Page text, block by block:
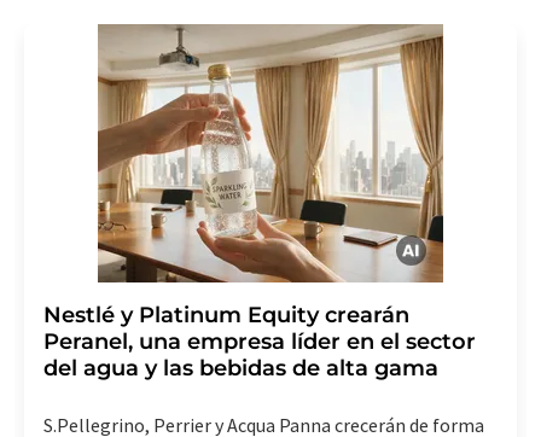
de indicar los motivos informando por correo postal a
LUMITOS AG, Ernst-Augustin-Str. 2, 12489 Berlín
(Alemania) o por correo electrónico a
revoke@lumitos.com. Además, en cada correo
electrónico se incluye un enlace para anular la
suscripción al boletín informativo correspondiente.
Nestlé y Platinum Equity crearán
Peranel, una empresa líder en el sector
del agua y las bebidas de alta gama
S.Pellegrino, Perrier y Acqua Panna crecerán de forma